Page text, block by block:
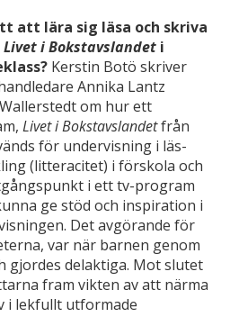
att lära sig läsa och skriva
Livet i Bokstavslandet i
Kerstin Botö skriver
Annika Lantz
om hur ett
Livet i Bokstavslandetfrån
för undervisning i läs-
(litteracitet) i förskola och
i ett tv-program
ge stöd och inspiration i
Det avgörande för
var när barnen genom
gjordes delaktiga. Mot slutet
fram vikten av att närma
i lekfullt utformade